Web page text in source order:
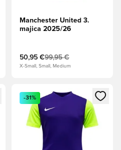
Manchester United 3.
majica 2025/26
50,95 €99,95 €
X-Small, Small, Medium
kot član
Odpre Modal za prijavo ali
-31%